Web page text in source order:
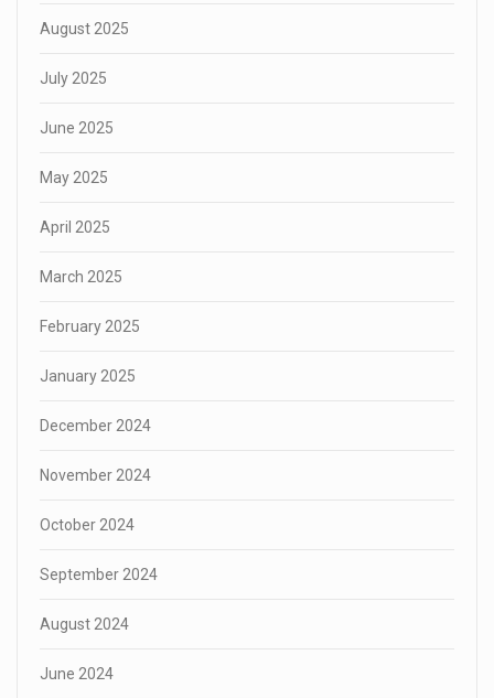
August 2025
July 2025
June 2025
May 2025
April 2025
March 2025
February 2025
January 2025
December 2024
November 2024
October 2024
September 2024
August 2024
June 2024